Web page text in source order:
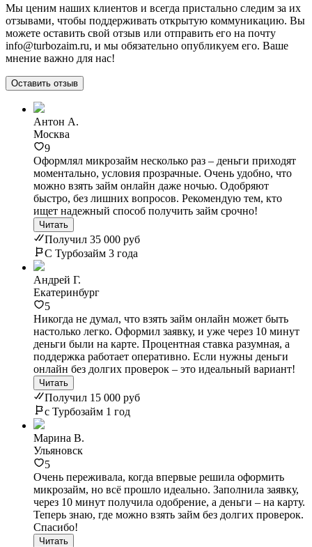
Мы ценим наших клиентов и всегда пристально следим за их
отзывами, чтобы поддерживать открытую коммуникацию. Вы
можете оставить свой отзыв или отправить его на почту
info@turbozaim.ru, и мы обязательно опубликуем его. Ваше
мнение важно для нас!
Оставить отзыв
Антон А.
Москва
9
Оформлял микрозайм несколько раз – деньги приходят
моментально, условия прозрачные. Очень удобно, что
можно взять займ онлайн даже ночью. Одобряют
быстро, без лишних вопросов. Рекомендую тем, кто
ищет надежный способ получить займ срочно!
Читать
Получил 35 000 руб
С Турбозайм 3 года
Андрей Г.
Екатеринбург
5
Никогда не думал, что взять займ онлайн может быть
настолько легко. Оформил заявку, и уже через 10 минут
деньги были на карте. Процентная ставка разумная, а
поддержка работает оперативно. Если нужны деньги
онлайн без долгих проверок – это идеальный вариант!
Читать
Получил 15 000 руб
с Турбозайм 1 год
Марина В.
Ульяновск
5
Очень переживала, когда впервые решила оформить
микрозайм, но всё прошло идеально. Заполнила заявку,
через 10 минут получила одобрение, а деньги – на карту.
Теперь знаю, где можно взять займ без долгих проверок.
Спасибо!
Читать